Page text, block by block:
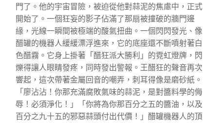
門了。他的宇宙冒險，被迫從他對蒜泥的焦慮中，正式
開始了。一個狂妄的影子佔滿了那扇被撞破的牆門邊
緣，光線一瞬間被極端的酸氣扭曲。一個閃閃發光、像
醋罐的機器人緩緩漂浮進來，它的底座還不斷噴射著白
色醋霧。它身上掛著「醋狂派大勝利」的霓虹燈牌，閃
爍得讓人眼睛發疼，同時發出警報。王醋狂的聲音再次
響起，這次帶著金屬回音的嘲弄，刺耳得像是磨砂紙。
「廖沾沾！你那充滿腐敗氣味的蒜泥，是對醬料學的侮
辱！必須淨化！」「你將為你那百分之五的醬油，以及
百分之九十五的邪惡蒜頭付出代價！」醋罐機器人的頂